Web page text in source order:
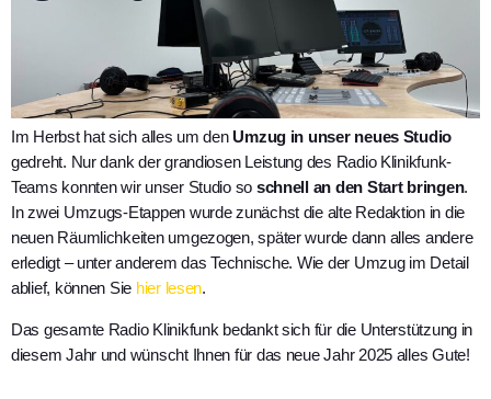
Im Herbst hat sich alles um den Umzug in unser neues Studio
gedreht. Nur dank der grandiosen Leistung des Radio Klinikfunk-
Teams konnten wir unser Studio so schnell an den Start bringen.
In zwei Umzugs-Etappen wurde zunächst die alte Redaktion in die
neuen Räumlichkeiten umgezogen, später wurde dann alles andere
erledigt – unter anderem das Technische. Wie der Umzug im Detail
ablief, können Sie hier lesen.
Das gesamte Radio Klinikfunk bedankt sich für die Unterstützung in
diesem Jahr und wünscht Ihnen für das neue Jahr 2025 alles Gute!